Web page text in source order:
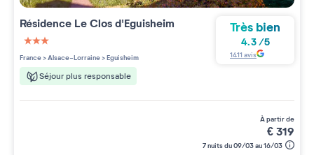
Résidence Le Clos d'Eguisheim
3 étoiles sur 5
France>Alsace-Lorraine>Eguisheim
Séjour plus responsable
Très bien
4.3/5
1411 avis
à partir de
€319
7 nuits du 09/03 au 16/03